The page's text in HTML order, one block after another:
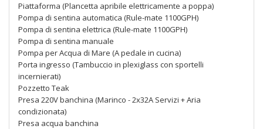
Piattaforma (Plancetta apribile elettricamente a poppa)
Pompa di sentina automatica (Rule-mate 1100GPH)
Pompa di sentina elettrica (Rule-mate 1100GPH)
Pompa di sentina manuale
Pompa per Acqua di Mare (A pedale in cucina)
Porta ingresso (Tambuccio in plexiglass con sportelli
incernierati)
Pozzetto Teak
Presa 220V banchina (Marinco - 2x32A Servizi + Aria
condizionata)
Presa acqua banchina